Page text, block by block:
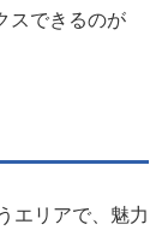
スできるのが
エリアで、魅力